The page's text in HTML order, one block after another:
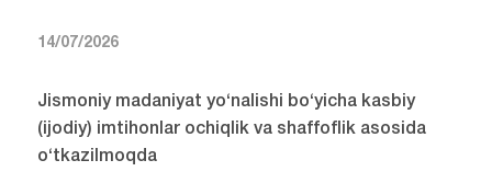
14/07/2026
Jismoniy madaniyat yo‘nalishi bo‘yicha kasbiy
(ijodiy) imtihonlar ochiqlik va shaffoflik asosida
o‘tkazilmoqda